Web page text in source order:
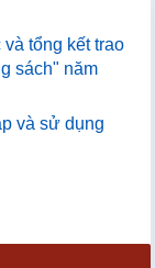
tổng kết trao
sách" năm
và sử dụng